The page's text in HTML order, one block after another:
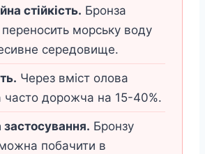
стійкість. Бронза
морську воду
середовище.
Через вміст олова
часто дорожча на 15-40%.
Бронзу
побачити в